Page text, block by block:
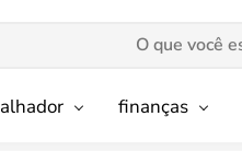
finanças